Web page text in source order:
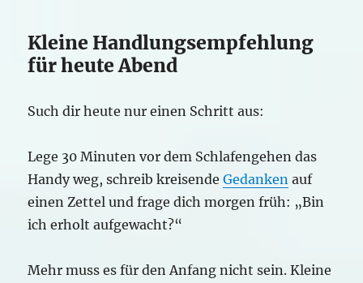
Kleine Handlungsempfehlung
für heute Abend
Such dir heute nur einen Schritt aus:
Lege 30 Minuten vor dem Schlafengehen das
Handy weg, schreib kreisendeGedanken auf
einen Zettel und frage dich morgen früh: „Bin
ich erholt aufgewacht?“
Mehr muss es für den Anfang nicht sein. Kleine